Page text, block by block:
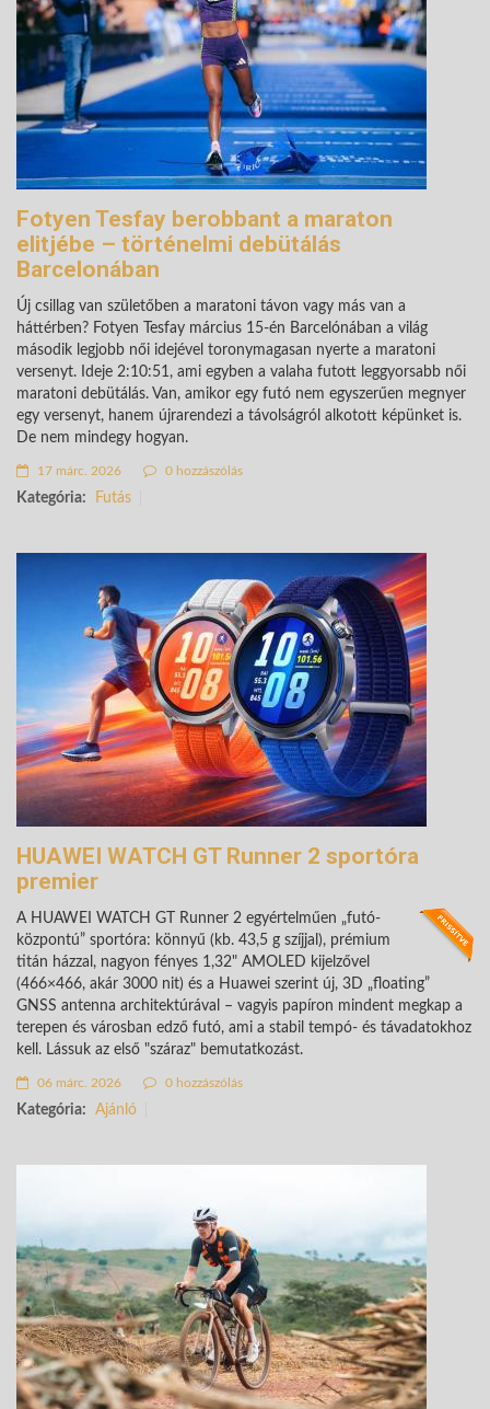
Fotyen Tesfay berobbant a maraton
elitjébe – történelmi debütálás
Barcelonában
Új csillag van születőben a maratoni távon vagy más van a
háttérben? Fotyen Tesfay március 15-én Barcelónában a világ
második legjobb női idejével toronymagasan nyerte a maratoni
versenyt. Ideje 2:10:51, ami egyben a valaha futott leggyorsabb női
maratoni debütálás. Van, amikor egy futó nem egyszerűen megnyer
egy versenyt, hanem újrarendezi a távolságról alkotott képünket is.
De nem mindegy hogyan.
17 márc. 2026 0 hozzászólás
Kategória: Futás
HUAWEI WATCH GT Runner 2 sportóra
premier
A HUAWEI WATCH GT Runner 2 egyértelműen „futó-
központú” sportóra: könnyű (kb. 43,5 g szíjjal), prémium
titán házzal, nagyon fényes 1,32" AMOLED kijelzővel
(466×466, akár 3000 nit) és a Huawei szerint új, 3D „floating”
GNSS antenna architektúrával – vagyis papíron mindent megkap a
terepen és városban edző futó, ami a stabil tempó- és távadatokhoz
kell. Lássuk az első "száraz" bemutatkozást.
06 márc. 2026 0 hozzászólás
Kategória: Ajánló